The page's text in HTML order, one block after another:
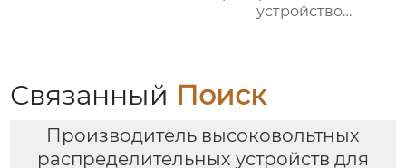
устройство
Связанный Поиск
Производитель высоковольтных
распределительных устройств для